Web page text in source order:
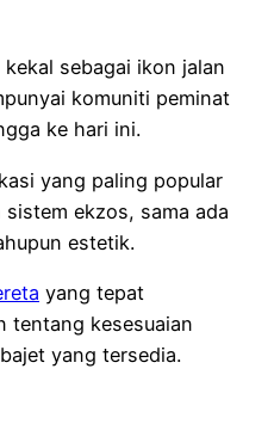
sebagai ikon jalan
komuniti peminat
ke hari ini.
yang paling popular
ekzos, sama ada
estetik.
yang tepat
tentang kesesuaian
yang tersedia.